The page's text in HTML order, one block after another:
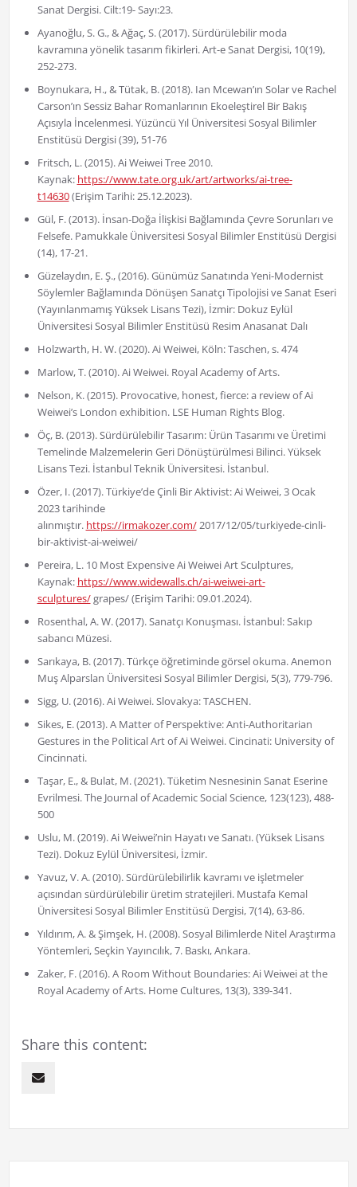
Sanat Dergisi. Cilt:19- Sayı:23.
Ayanoğlu, S. G., & Ağaç, S. (2017). Sürdürülebilir moda
kavramına yönelik tasarım fikirleri. Art-e Sanat Dergisi, 10(19),
252-273.
Boynukara, H., & Tütak, B. (2018). Ian Mcewan’ın Solar ve Rachel
Carson’ın Sessiz Bahar Romanlarının Ekoeleştirel Bir Bakış
Açısıyla İncelenmesi. Yüzüncü Yıl Üniversitesi Sosyal Bilimler
Enstitüsü Dergisi (39), 51-76
Fritsch, L. (2015). Ai Weiwei Tree 2010.
Kaynak: https://www.tate.org.uk/art/artworks/ai-tree-
t14630(Erişim Tarihi: 25.12.2023).
Gül, F. (2013). İnsan-Doğa İlişkisi Bağlamında Çevre Sorunları ve
Felsefe. Pamukkale Üniversitesi Sosyal Bilimler Enstitüsü Dergisi
(14), 17-21.
Güzelaydın, E. Ş., (2016). Günümüz Sanatında Yeni-Modernist
Söylemler Bağlamında Dönüşen Sanatçı Tipolojisi ve Sanat Eseri
(Yayınlanmamış Yüksek Lisans Tezi), İzmir: Dokuz Eylül
Üniversitesi Sosyal Bilimler Enstitüsü Resim Anasanat Dalı
Holzwarth, H. W. (2020). Ai Weiwei, Köln: Taschen, s. 474
Marlow, T. (2010). Ai Weiwei. Royal Academy of Arts.
Nelson, K. (2015). Provocative, honest, fierce: a review of Ai
Weiwei’s London exhibition. LSE Human Rights Blog.
Öç, B. (2013). Sürdürülebilir Tasarım: Ürün Tasarımı ve Üretimi
Temelinde Malzemelerin Geri Dönüştürülmesi Bilinci. Yüksek
Lisans Tezi. İstanbul Teknik Üniversitesi. İstanbul.
Özer, I. (2017). Türkiye’de Çinli Bir Aktivist: Ai Weiwei, 3 Ocak
2023 tarihinde
alınmıştır. https://irmakozer.com/2017/12/05/turkiyede-cinli-
bir-aktivist-ai-weiwei/
Pereira, L. 10 Most Expensive Ai Weiwei Art Sculptures,
Kaynak: https://www.widewalls.ch/ai-weiwei-art-
sculptures/grapes/ (Erişim Tarihi: 09.01.2024).
Rosenthal, A. W. (2017). Sanatçı Konuşması. İstanbul: Sakıp
sabancı Müzesi.
Sarıkaya, B. (2017). Türkçe öğretiminde görsel okuma. Anemon
Muş Alparslan Üniversitesi Sosyal Bilimler Dergisi, 5(3), 779-796.
Sigg, U. (2016). Ai Weiwei. Slovakya: TASCHEN.
Sikes, E. (2013). A Matter of Perspektive: Anti-Authoritarian
Gestures in the Political Art of Ai Weiwei. Cincinati: University of
Cincinnati.
Taşar, E., & Bulat, M. (2021). Tüketim Nesnesinin Sanat Eserine
Evrilmesi. The Journal of Academic Social Science, 123(123), 488-
500
Uslu, M. (2019). Ai Weiwei’nin Hayatı ve Sanatı. (Yüksek Lisans
Tezi). Dokuz Eylül Üniversitesi, İzmir.
Yavuz, V. A. (2010). Sürdürülebilirlik kavramı ve işletmeler
açısından sürdürülebilir üretim stratejileri. Mustafa Kemal
Üniversitesi Sosyal Bilimler Enstitüsü Dergisi, 7(14), 63-86.
Yıldırım, A. & Şimşek, H. (2008). Sosyal Bilimlerde Nitel Araştırma
Yöntemleri, Seçkin Yayıncılık, 7. Baskı, Ankara.
Zaker, F. (2016). A Room Without Boundaries: Ai Weiwei at the
Royal Academy of Arts. Home Cultures, 13(3), 339-341.
Share this content: